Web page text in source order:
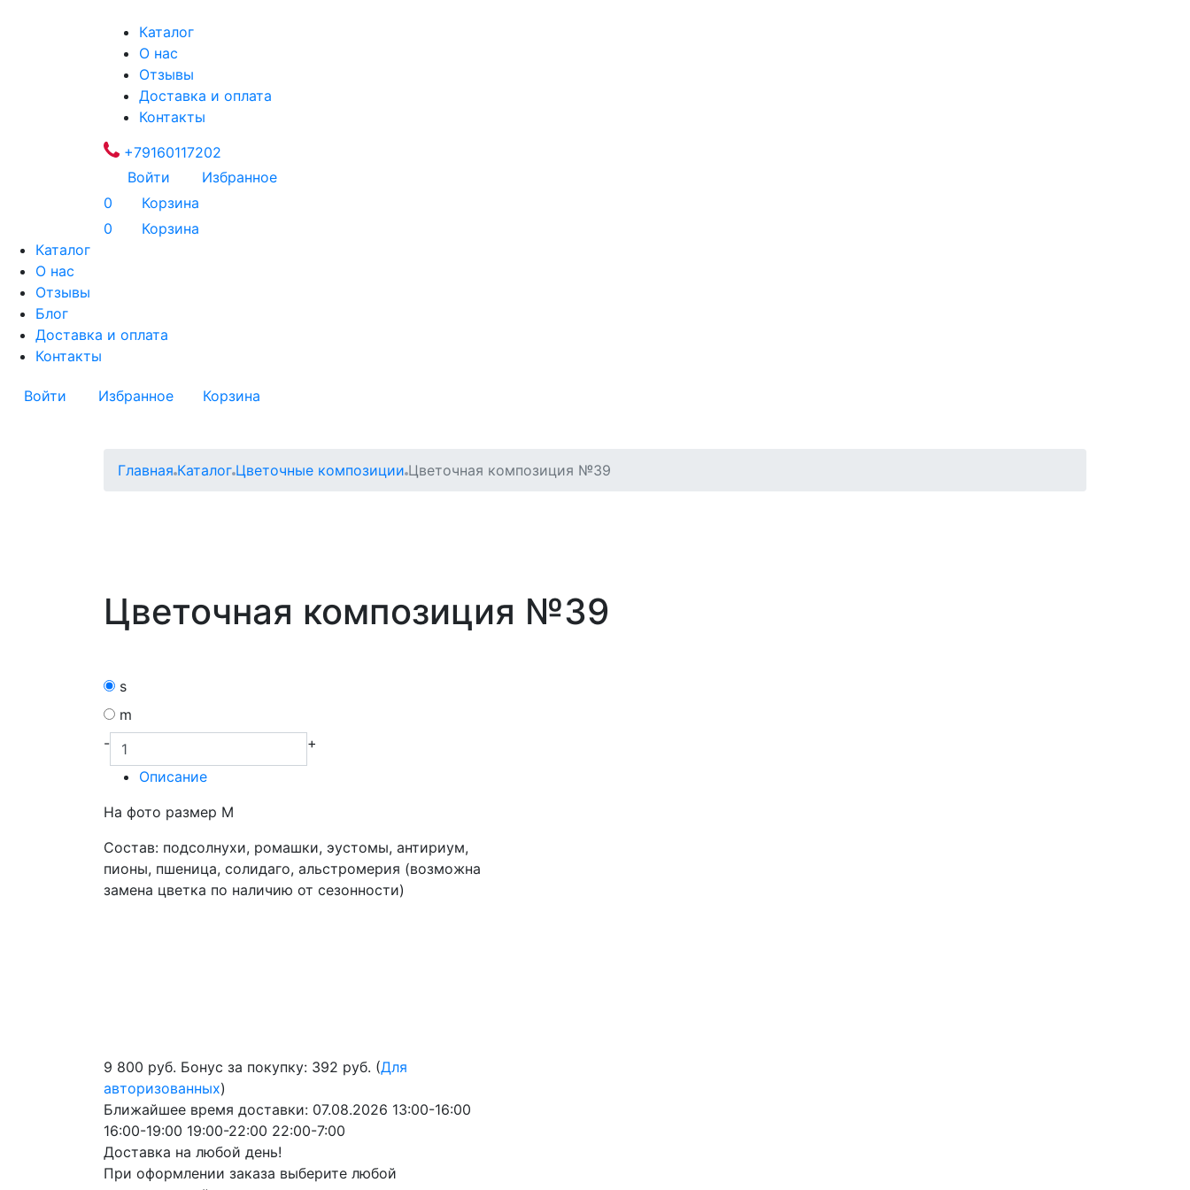
Каталог
О нас
Отзывы
Доставка и оплата
Контакты
+79160117202
Войти
Избранное
0
Корзина
0
Корзина
Каталог
О нас
Отзывы
Блог
Доставка и оплата
Контакты
Войти Избранное Корзина
Главная Каталог Цветочные композиции Цветочная композиция №39
Цветочная композиция №39
s
m
-
+
Описание
На фото размер М
Состав: подсолнухи, ромашки, эустомы, антириум,
пионы, пшеница, солидаго, альстромерия (возможна
замена цветка по наличию от сезонности)
9 800 руб. Бонус за покупку: 392 руб. (Для
авторизованных)
Ближайшее время доставки: 07.08.2026 13:00-16:00
16:00-19:00 19:00-22:00 22:00-7:00
Доставка на любой день!
При оформлении заказа выберите любой